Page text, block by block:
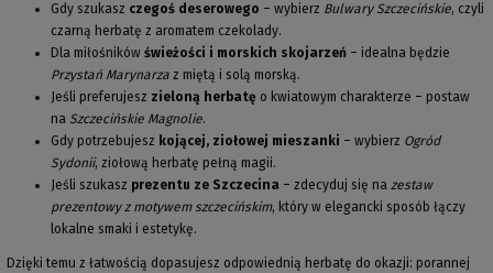
Gdy szukasz czegoś deserowego – wybierz Bulwary Szczecińskie, czyli
czarną herbatę z aromatem czekolady.
Dla miłośników świeżości i morskich skojarzeń – idealna będzie
Przystań Marynarza z miętą i solą morską.
Jeśli preferujesz zieloną herbatę o kwiatowym charakterze – postaw
na Szczecińskie Magnolie.
Gdy potrzebujesz kojącej, ziołowej mieszanki – wybierz Ogród
Sydonii, ziołową herbatę pełną magii.
Jeśli szukasz prezentu ze Szczecina – zdecyduj się na zestaw
prezentowy z motywem szczecińskim, który w elegancki sposób łączy
lokalne smaki i estetykę.
Dzięki temu z łatwością dopasujesz odpowiednią herbatę do okazji: porannej